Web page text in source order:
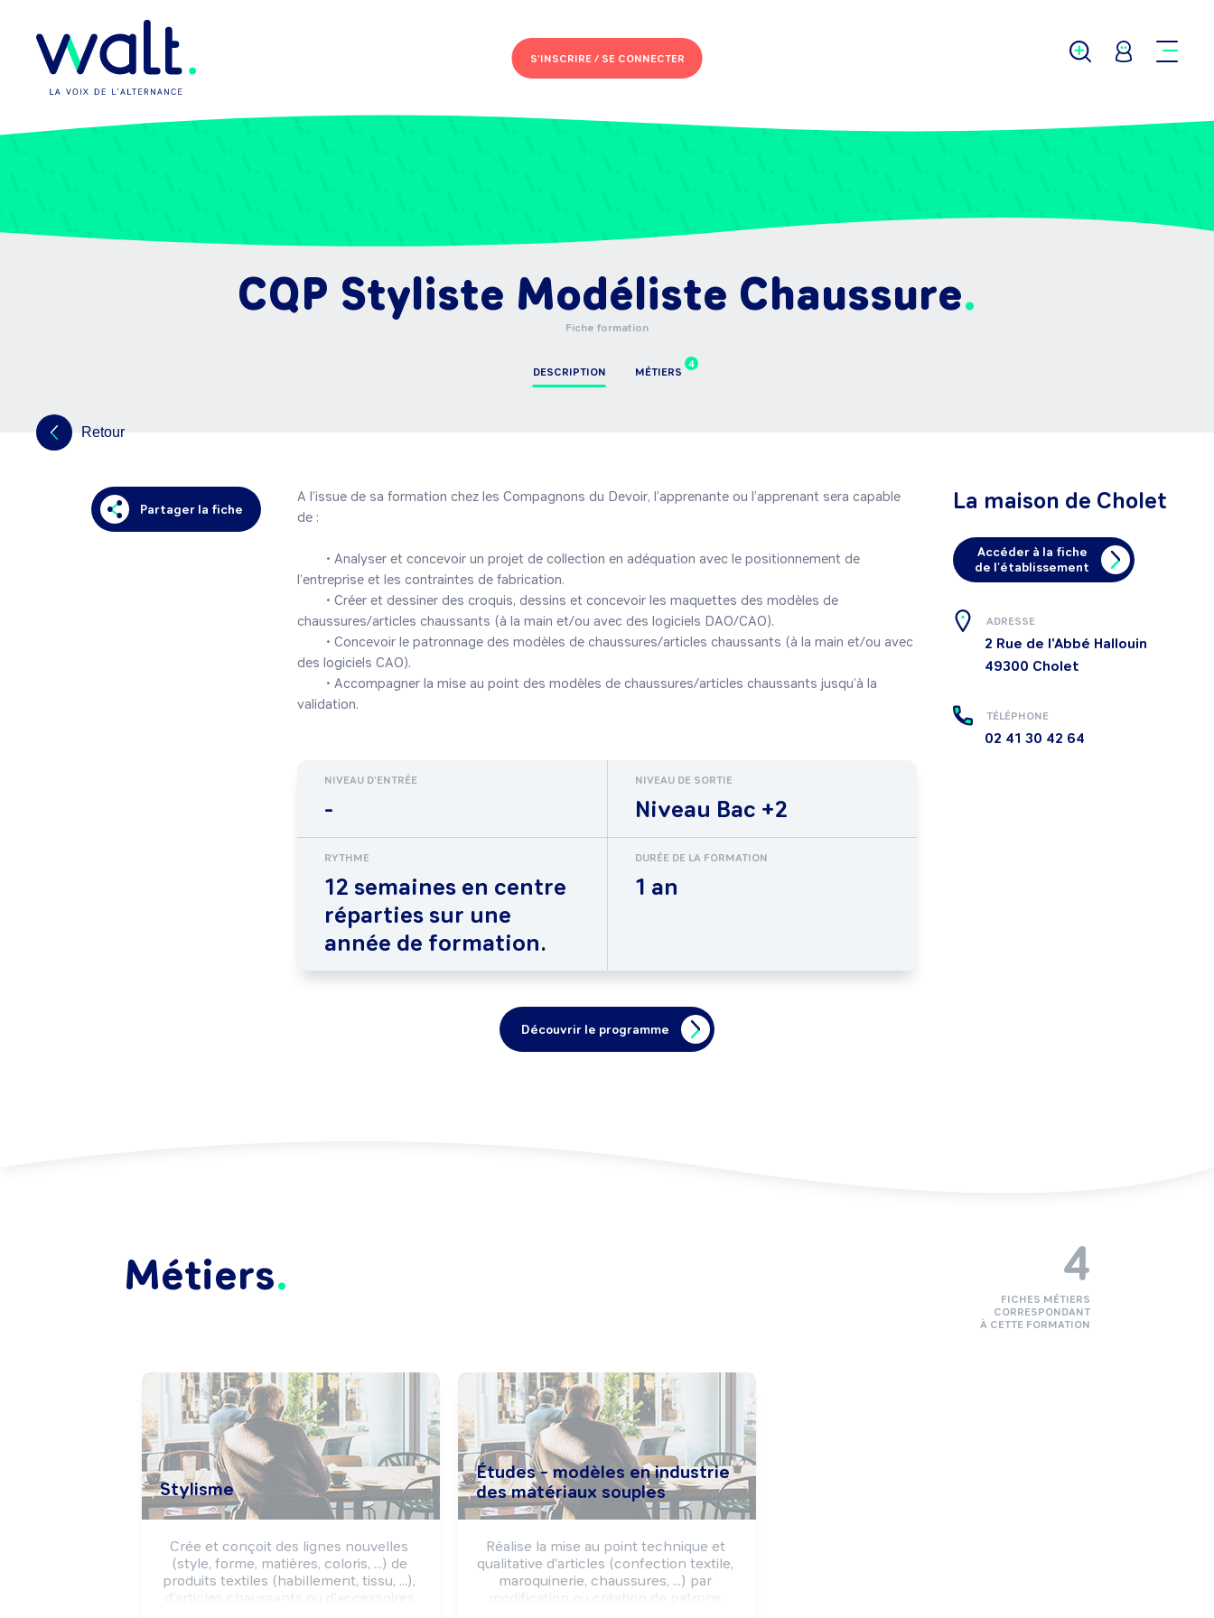
S'INSCRIRE /SE CONNECTER
CQP Styliste Modéliste Chaussure
Fiche formation
DESCRIPTION
4
MÉTIERS
Retour
Partager la fiche
A l’issue de sa formation chez les Compagnons du Devoir, l’apprenante ou l’apprenant sera capable
de :
l’entreprise et les contraintes de fabrication.
chaussures/articles chaussants (à la main et/ou avec des logiciels DAO/CAO).
des logiciels CAO).
NIVEAU D'ENTRÉE
-
NIVEAU DE SORTIE
Niveau Bac +2
RYTHME
12 semaines en centre
réparties sur une
année de formation.
DURÉE DE LA FORMATION
1 an
Découvrir le programme
La maison de Cholet
Accéder à la fiche
de l'établissement
ADRESSE
2 Rue de l'Abbé Hallouin
49300 Cholet
TÉLÉPHONE
02 41 30 42 64
Métiers
Stylisme
Crée et conçoit des lignes nouvelles
(style, forme, matières, coloris, ...) de
produits textiles (habillement, tissu, ...),
d'articles chaussants ou d'accessoires
Études - modèles en industrie
des matériaux souples
Réalise la mise au point technique et
qualitative d'articles (confection textile,
maroquinerie, chaussures, ...) par
modification ou création de patrons
4
FICHES MÉTIERS
CORRESPONDANT
À CETTE FORMATION